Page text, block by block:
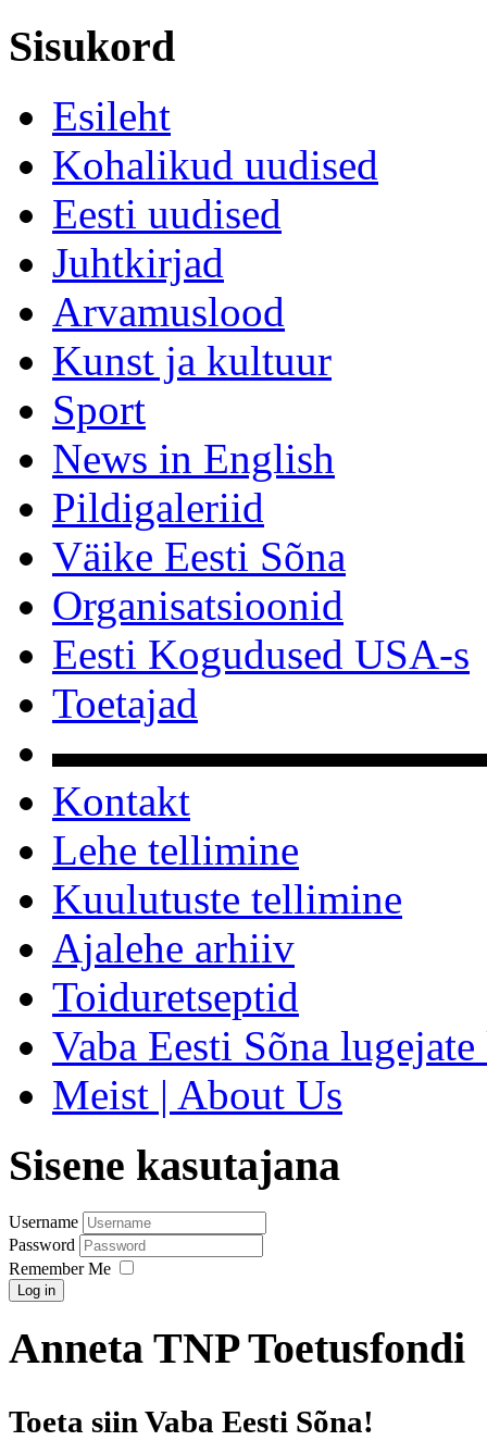
Sisukord
Esileht
Kohalikud uudised
Eesti uudised
Juhtkirjad
Arvamuslood
Kunst ja kultuur
Sport
News in English
Pildigaleriid
Väike Eesti Sõna
Organisatsioonid
Eesti Kogudused USA-s
Toetajad
Kontakt
Lehe tellimine
Kuulutuste tellimine
Ajalehe arhiiv
Toiduretseptid
Vaba Eesti Sõna
Meist | About Us
Sisene kasutajana
Username
Password
Remember Me
Log in
Anneta TNP Toetusfondi
Toeta siin Vaba Eesti Sõna!